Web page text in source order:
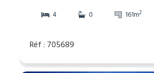
4
0 161m2
Réf : 705689